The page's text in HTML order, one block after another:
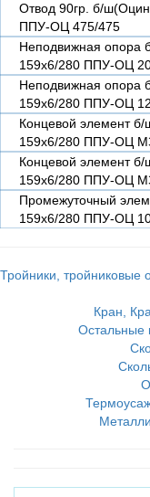
Отвод 90гр. б/
ППУ-ОЦ 475/475
Неподвижная опора
159х6/280 ППУ-ОЦ
Неподвижная опора
159х6/280 ППУ-ОЦ
Концевой элемент
159х6/280 ППУ-ОЦ
Концевой элемент
159х6/280 ППУ-ОЦ
Промежуточный
159х6/280 ППУ-ОЦ
Тройники, тройниковые
Кран,
Остальные